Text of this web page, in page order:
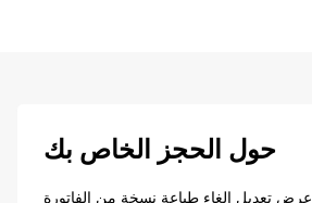
حول الحجز الخاص بك
عرض تعديل إلغاء طباعة نسخة من الفاتورة